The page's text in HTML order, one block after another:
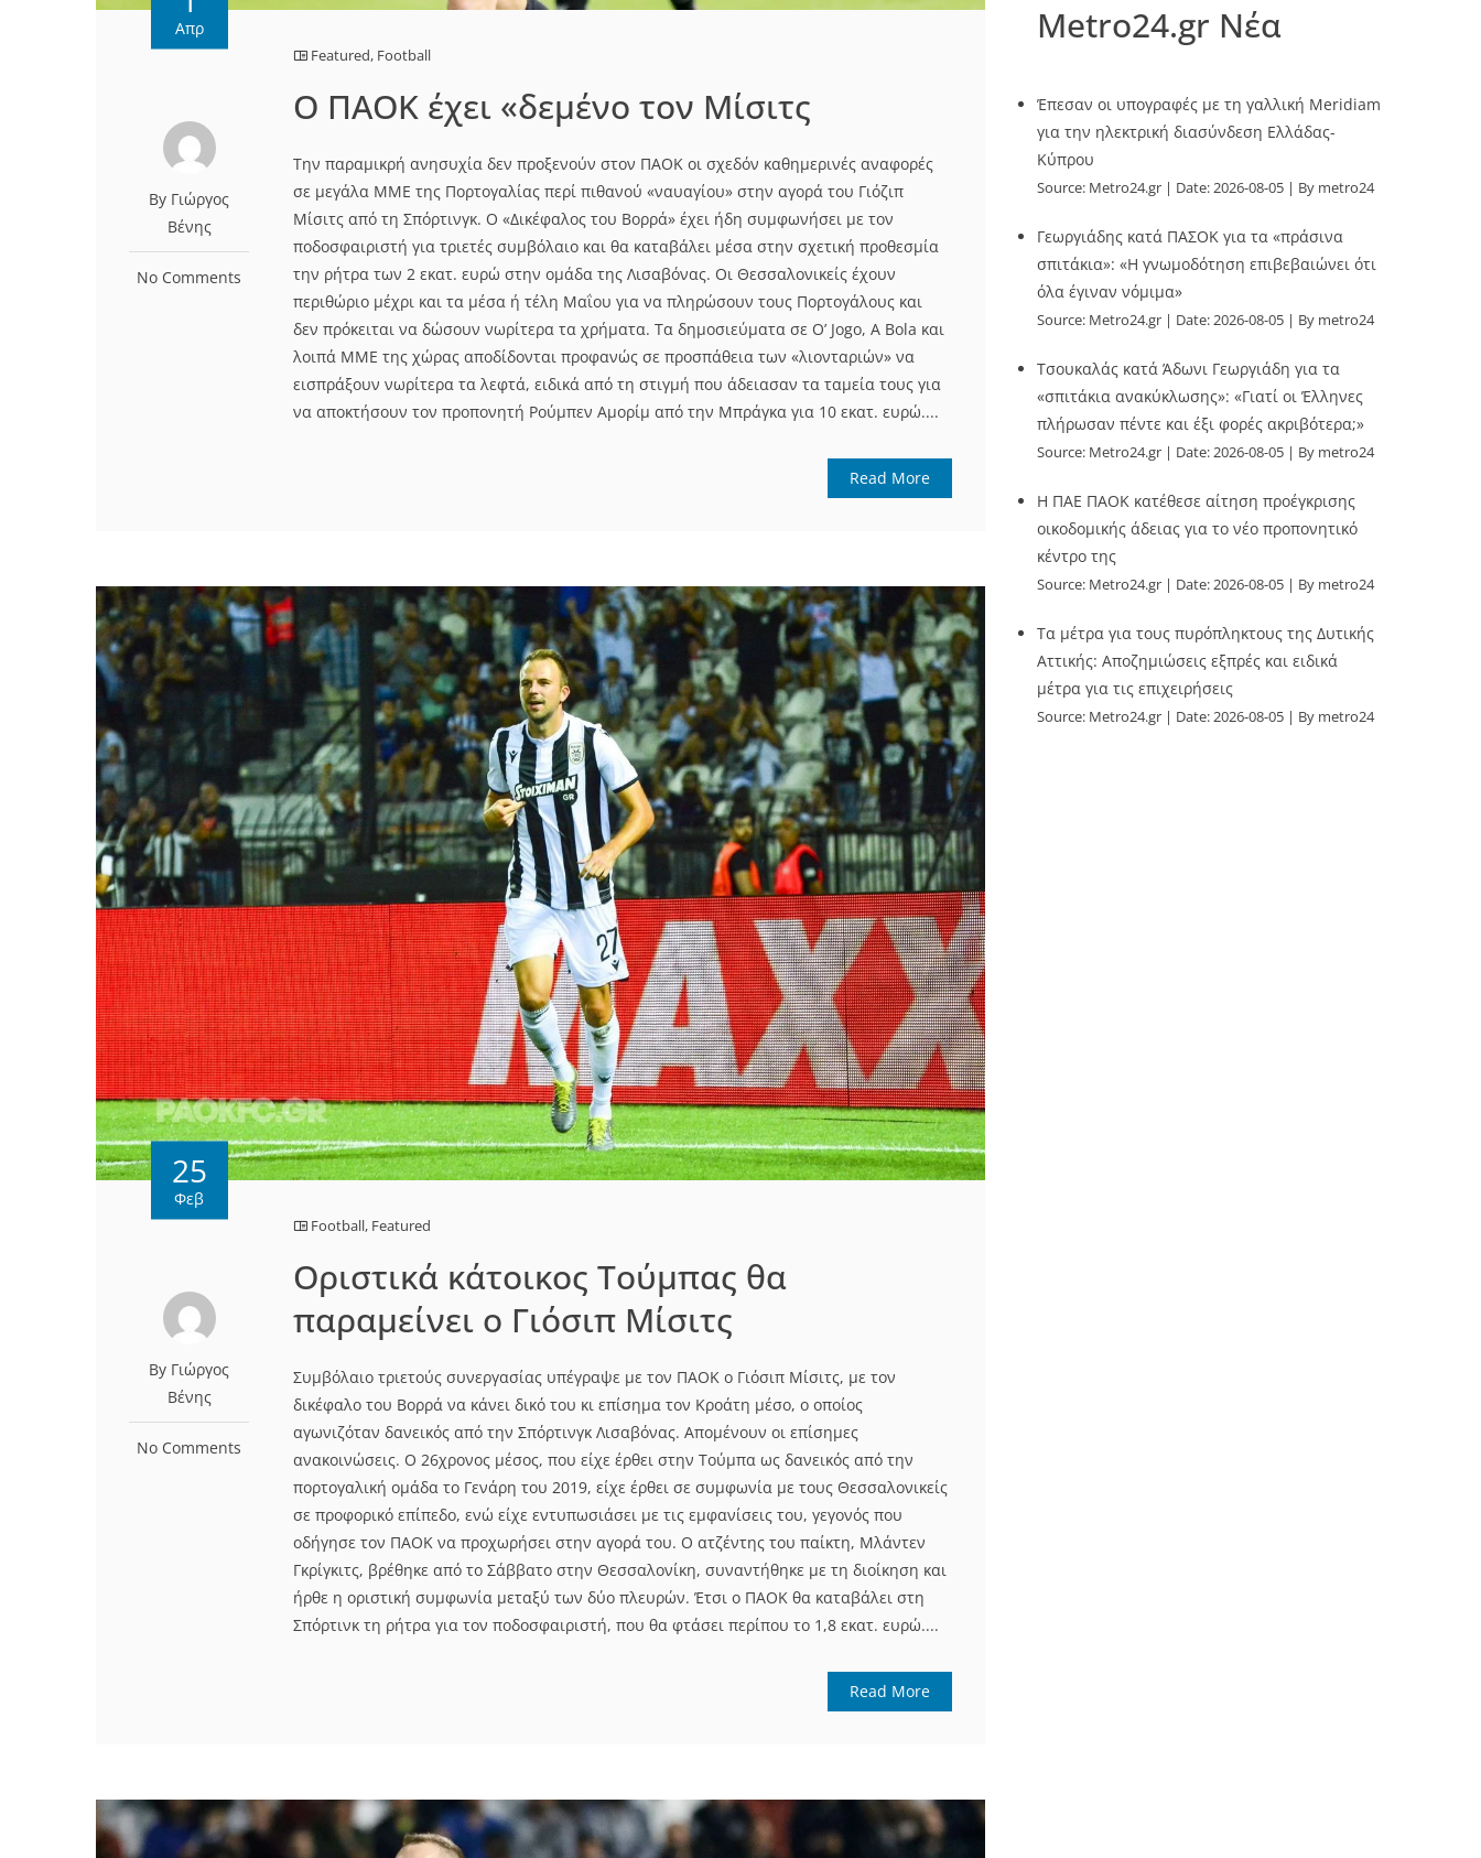
Απρ
By Γιώργος
Βένης
No Comments
Featured, Football
O ΠΑΟΚ έχει «δεμένο τον Μίσιτς
Την παραμικρή ανησυχία δεν προξενούν στον ΠΑΟΚ οι σχεδόν καθημερινές αναφορές
σε μεγάλα ΜΜΕ της Πορτογαλίας περί πιθανού «ναυαγίου» στην αγορά του Γιόζιπ
Μίσιτς από τη Σπόρτινγκ. Ο «Δικέφαλος του Βορρά» έχει ήδη συμφωνήσει με τον
ποδοσφαιριστή για τριετές συμβόλαιο και θα καταβάλει μέσα στην σχετική προθεσμία
την ρήτρα των 2 εκατ. ευρώ στην ομάδα της Λισαβόνας. Οι Θεσσαλονικείς έχουν
περιθώριο μέχρι και τα μέσα ή τέλη Μαΐου για να πληρώσουν τους Πορτογάλους και
δεν πρόκειται να δώσουν νωρίτερα τα χρήματα. Τα δημοσιεύματα σε O’ Jogo, Α Bola και
λοιπά ΜΜΕ της χώρας αποδίδονται προφανώς σε προσπάθεια των «λιονταριών» να
εισπράξουν νωρίτερα τα λεφτά, ειδικά από τη στιγμή που άδειασαν τα ταμεία τους για
να αποκτήσουν τον προπονητή Ρούμπεν Αμορίμ από την Μπράγκα για 10 εκατ. ευρώ....
Read More
25
Φεβ
By Γιώργος
Βένης
No Comments
Football, Featured
Οριστικά κάτοικος Τούμπας θα
παραμείνει ο Γιόσιπ Μίσιτς
Συμβόλαιο τριετούς συνεργασίας υπέγραψε με τον ΠΑΟΚ ο Γιόσιπ Μίσιτς, με τον
δικέφαλο του Βορρά να κάνει δικό του κι επίσημα τον Κροάτη μέσο, ο οποίος
αγωνιζόταν δανεικός από την Σπόρτινγκ Λισαβόνας. Απομένουν οι επίσημες
ανακοινώσεις. Ο 26χρονος μέσος, που είχε έρθει στην Τούμπα ως δανεικός από την
πορτογαλική ομάδα το Γενάρη του 2019, είχε έρθει σε συμφωνία με τους Θεσσαλονικείς
σε προφορικό επίπεδο, ενώ είχε εντυπωσιάσει με τις εμφανίσεις του, γεγονός που
οδήγησε τον ΠΑΟΚ να προχωρήσει στην αγορά του. Ο ατζέντης του παίκτη, Μλάντεν
Γκρίγκιτς, βρέθηκε από το Σάββατο στην Θεσσαλονίκη, συναντήθηκε με τη διοίκηση και
ήρθε η οριστική συμφωνία μεταξύ των δύο πλευρών. Έτσι ο ΠΑΟΚ θα καταβάλει στη
Σπόρτινκ τη ρήτρα για τον ποδοσφαιριστή, που θα φτάσει περίπου το 1,8 εκατ. ευρώ....
Read More
Metro24.gr Νέα
Έπεσαν οι υπογραφές με τη γαλλική Meridiam
για την ηλεκτρική διασύνδεση Ελλάδας-
Κύπρου
Source: Metro24.gr Date: 2026-08-05 By metro24
Γεωργιάδης κατά ΠΑΣΟΚ για τα «πράσινα
σπιτάκια»: «Η γνωμοδότηση επιβεβαιώνει ότι
όλα έγιναν νόμιμα»
Source: Metro24.gr Date: 2026-08-05 By metro24
Τσουκαλάς κατά Άδωνι Γεωργιάδη για τα
«σπιτάκια ανακύκλωσης»: «Γιατί οι Έλληνες
πλήρωσαν πέντε και έξι φορές ακριβότερα;»
Source: Metro24.gr Date: 2026-08-05 By metro24
Η ΠΑΕ ΠΑΟΚ κατέθεσε αίτηση προέγκρισης
οικοδομικής άδειας για το νέο προπονητικό
κέντρο της
Source: Metro24.gr Date: 2026-08-05 By metro24
Τα μέτρα για τους πυρόπληκτους της Δυτικής
Αττικής: Αποζημιώσεις εξπρές και ειδικά
μέτρα για τις επιχειρήσεις
Source: Metro24.gr Date: 2026-08-05 By metro24